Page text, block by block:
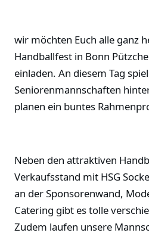
wir möchten Euch alle ganz
Handballfest in Bonn
einladen. An diesem Tag
Seniorenmannschaften
planen ein buntes
Neben den attraktiven
Verkaufsstand mit HSG
an der Sponsorenwand,
Catering gibt es tolle
Zudem laufen unsere